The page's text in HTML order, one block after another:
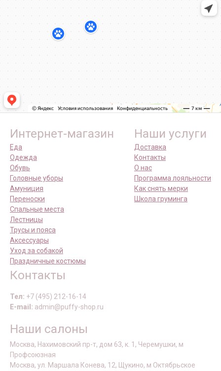
Интернет-магазин
Еда
Одежда
Обувь
Головные уборы
Амуниция
Переноски
Спальные места
Лестницы
Трусы и пояса
Аксессуары
Уход за собакой
Праздничные костюмы
Наши услуги
Доставка
Контакты
О нас
Программа лояльности
Как снять мерки
Школа груминга
Контакты
Тел: +7 (495) 212-16-14
E-mail: admin@puffy-shop.ru
Наши салоны
Москва, Нахимовский пр-т, дом 63, к. 1, Черемушки, м
Профсоюзная
Москва, ул. Маршала Конева, 12, Щукино, м Октябрьское